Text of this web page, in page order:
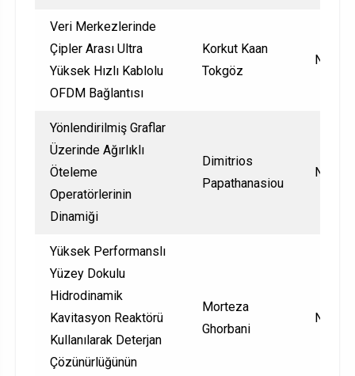
Veri Merkezlerinde
Çipler Arası Ultra
Yüksek Hızlı Kablolu
OFDM Bağlantısı
Korkut Kaan
Tokgöz
Yönlendirilmiş Graflar
Üzerinde Ağırlıklı
Öteleme
Operatörlerinin
Dinamiği
Dimitrios
Papathanasiou
Yüksek Performanslı
Yüzey Dokulu
Hidrodinamik
Kavitasyon Reaktörü
Kullanılarak Deterjan
Çözünürlüğünün
Morteza
Ghorbani